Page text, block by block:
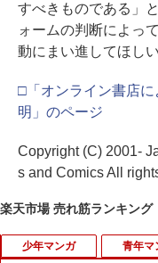
すべきものである」
ォームの判断によっ
動にまい進してほし
□「オンライン書店
明」のページ
Copyright (C) 2001-
s and Comics All
楽天市場 売れ筋ランキング
少年マンガ 青年マ